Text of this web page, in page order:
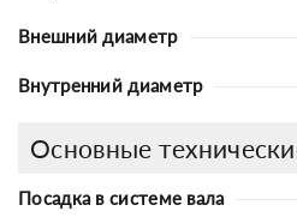
Внешний диаметр
Внутренний диаметр
Основные
Посадка в системе вала